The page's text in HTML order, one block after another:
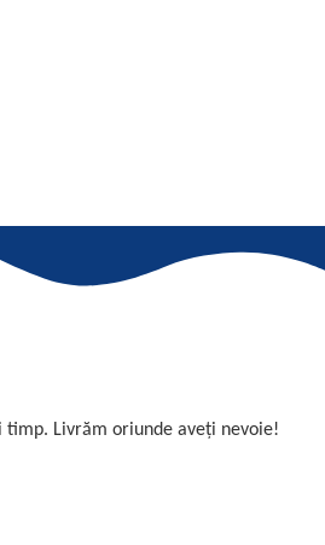
timp. Livrăm oriunde aveți nevoie!